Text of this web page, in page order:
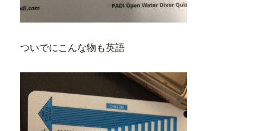
ついでにこんな物も英語